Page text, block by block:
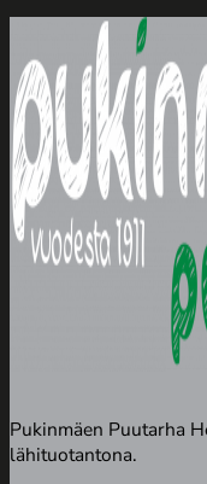
Pukinmäen Puutarha
lähituotantona.